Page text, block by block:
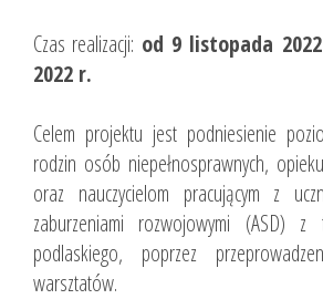
Czas realizacji: od 9 listopada
2022 r.
Celem projektu jest podniesienie
rodzin osób niepełnosprawnych,
oraz nauczycielom pracującym z
zaburzeniami rozwojowymi (ASD) z
podlaskiego, poprzez
warsztatów.